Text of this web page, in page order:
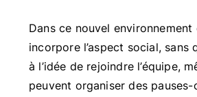
Dans ce nouvel
incorpore l’aspect social, sans
à l’idée de rejoindre l’équipe,
peuvent organiser des